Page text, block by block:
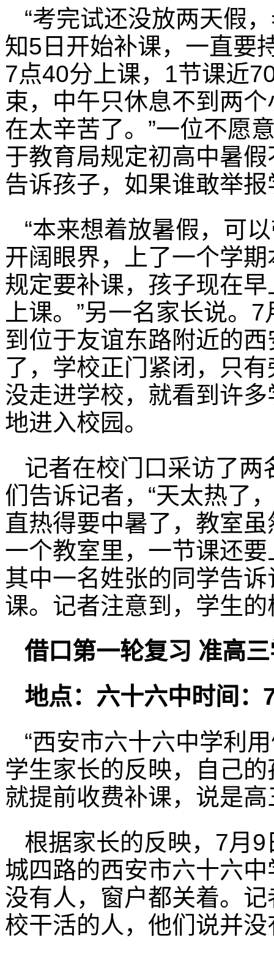
“考完试还没放两天假
知5日开始补课，一直要
7点40分上课，1节课近
束，中午只休息不到两
在太辛苦了。”一位不愿
于教育局规定初高中暑
告诉孩子，如果谁敢举
“本来想着放暑假，可
开阔眼界，上了一个学
规定要补课，孩子现在
上课。”另一名家长说。
到位于友谊东路附近的
了，学校正门紧闭，只
没走进学校，就看到许
地进入校园。
记者在校门口采访了两
们告诉记者，“天太热了
直热得要中暑了，教室
一个教室里，一节课还
其中一名姓张的同学告
课。记者注意到，学生
借口第一轮复习 准高
地点：六十六中时间：
“西安市六十六中学利
学生家长的反映，自己
就提前收费补课，说是
根据家长的反映，7月
城四路的西安市六十六
没有人，窗户都关着。
校干活的人，他们说并